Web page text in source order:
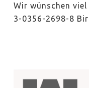
Wir wünschen viel
3-0356-2698-8